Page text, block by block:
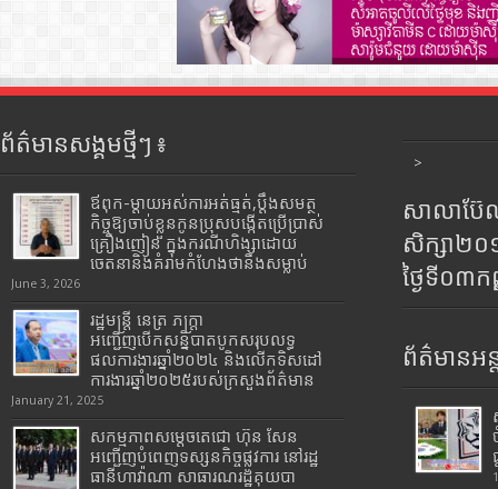
ព័ត៌មានសង្គមថ្មីៗ ៖
ឪពុក-ម្ដាយអស់ការអត់ធ្មត់,ប្ដឹងសមត្ថ
កិច្ចឱ្យចាប់ខ្លួនកូនប្រុសបង្កើតប្រើប្រាស់
គ្រឿងញៀន ក្នុងករណីហិង្សាដោយ
ចេតនានិងគំរាមកំហែងថានឹងសម្លាប់
June 3, 2026
រដ្ឋមន្រ្តី​ នេត្រ​ ភក្ត្រា​
អញ្ជើញបើកសន្និបាតបូកសរុបលទ្ធ
ផលការងារឆ្នាំ២០២៤ និងលើកទិសដៅ
ការងារឆ្នាំ២០២៥របស់​ក្រសួង​ព័ត៌មាន​
January 21, 2025
សកម្មភាពសម្តេចតេជោ ហ៊ុន សែន
អញ្ជើញបំពេញទស្សនកិច្ចផ្លូវការ នៅរដ្ឋ
ធានីហាវ៉ាណា សាធារណរដ្ឋគុយបា
>
សាលាប៊ែ
សិក្សា២
ថ្ងៃទី០៣
ព័ត៌មានអន្